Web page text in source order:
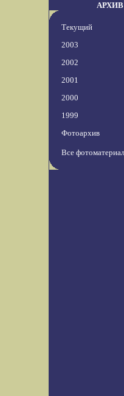
АРХИВ
Текущий
2003
2002
2001
2000
1999
Фотоархив
Все